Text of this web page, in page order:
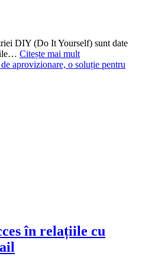
DIY (Do It Yourself) sunt date
Citește mai mult
aprovizionare, o soluție pentru
în relațiile cu